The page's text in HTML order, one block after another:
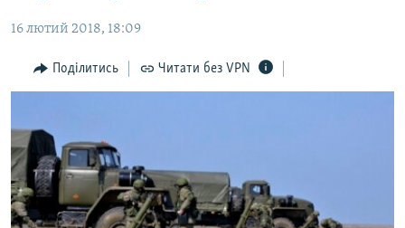
Перейти
пошукуІНТЕРВ'Ю
СПЕЦПРОЕКТИ
ДЕПОРТАЦІЯ
ВІДЕОУРОКИ «ELIFBE»
ЯК ОБІЙТИ БЛОКУВАННЯ
Русский
16 лютий 2018, 18:09
Поділитись Читати без VPN